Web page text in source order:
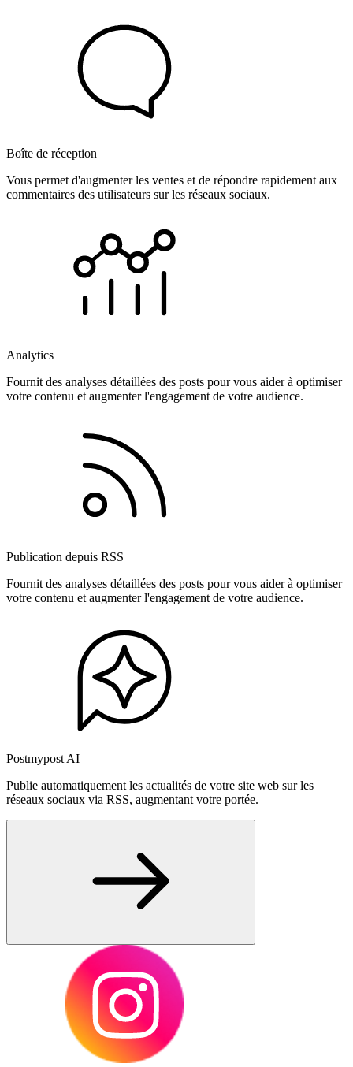
Boîte de réception
Vous permet d'augmenter les ventes et de répondre rapidement aux
commentaires des utilisateurs sur les réseaux sociaux.
Analytics
Fournit des analyses détaillées des posts pour vous aider à optimiser
votre contenu et augmenter l'engagement de votre audience.
Publication depuis RSS
Fournit des analyses détaillées des posts pour vous aider à optimiser
votre contenu et augmenter l'engagement de votre audience.
Postmypost AI
Publie automatiquement les actualités de votre site web sur les
réseaux sociaux via RSS, augmentant votre portée.